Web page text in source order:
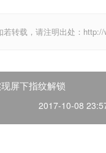
若转载，请注明出处：
屏下指纹解锁
2017-10-08